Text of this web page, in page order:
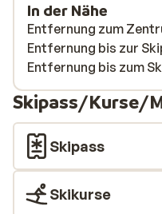
In der Nähe
Entfernung zum
Entfernung bis zur
Entfernung bis zum
Skipass/Kurse/
Skipass
Skikurse